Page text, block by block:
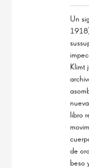
Un
Klimt
libro
de
beso